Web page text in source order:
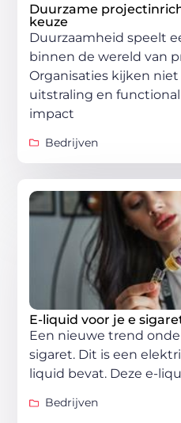
Duurzame
keuze
Duurzaamheid speelt
binnen de wereld van
Organisaties kijken
uitstraling en
impact
Bedrijven
E-liquid voor je e
Een nieuwe trend
sigaret. Dit is een
liquid bevat. Deze e-
Bedrijven